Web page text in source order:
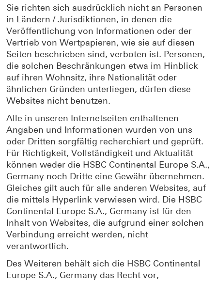
Sie richten sich ausdrücklich nicht an Personen
in Ländern / Jurisdiktionen, in denen die
Veröffentlichung von Informationen oder der
Vertrieb von Wertpapieren, wie sie auf diesen
Seiten beschrieben sind, verboten ist. Personen,
die solchen Beschränkungen etwa im Hinblick
auf ihren Wohnsitz, ihre Nationalität oder
ähnlichen Gründen unterliegen, dürfen diese
Websites nicht benutzen.
Alle in unseren Internetseiten enthaltenen
Angaben und Informationen wurden von uns
oder Dritten sorgfältig recherchiert und geprüft.
Für Richtigkeit, Vollständigkeit und Aktualität
können weder die HSBC Continental Europe S.A.,
Germany noch Dritte eine Gewähr übernehmen.
Gleiches gilt auch für alle anderen Websites, auf
die mittels Hyperlink verwiesen wird. Die HSBC
Continental Europe S.A., Germany ist für den
Inhalt von Websites, die aufgrund einer solchen
Verbindung erreicht werden, nicht
verantwortlich.
Des Weiteren behält sich die HSBC Continental
Europe S.A., Germany das Recht vor,